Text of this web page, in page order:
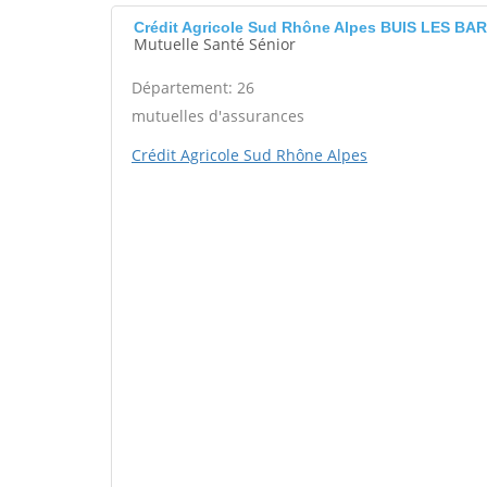
Crédit Agricole Sud Rhône Alpes BUIS LES
Mutuelle Santé Sénior
Département: 26
mutuelles d'assurances
Crédit Agricole Sud Rhône Alpes